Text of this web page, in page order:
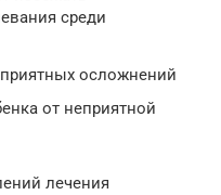
среди
осложнений
от неприятной
лечения